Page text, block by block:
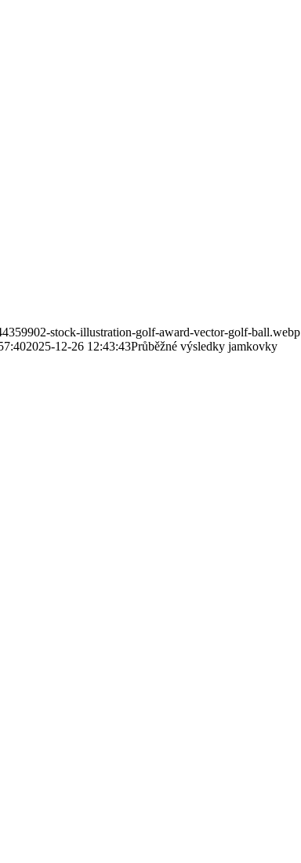
stock-illustration-golf-award-vector-golf-ball.webp
2025-12-26 12:43:43Průběžné výsledky jamkovky